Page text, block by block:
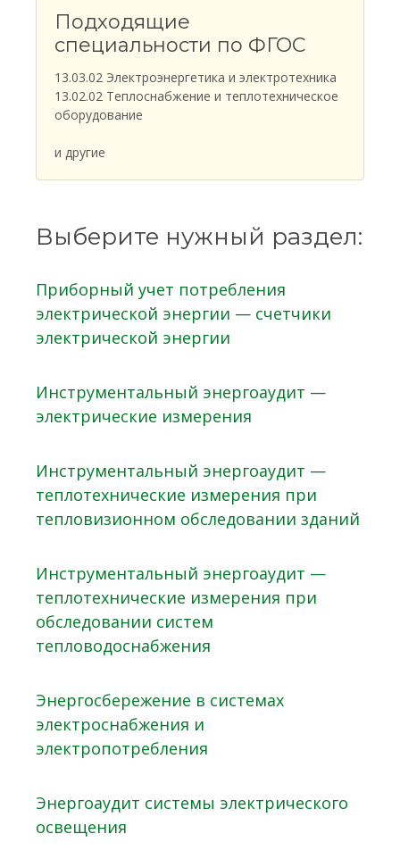
Подходящие
специальности по ФГОС
13.03.02 Электроэнергетика и электротехника
13.02.02 Теплоснабжение и теплотехническое
оборудование
и другие
Выберите нужный раздел:
Приборный учет потребления
электрической энергии — счетчики
электрической энергии
Инструментальный энергоаудит —
электрические измерения
Инструментальный энергоаудит —
теплотехнические измерения при
тепловизионном обследовании зданий
Инструментальный энергоаудит —
теплотехнические измерения при
обследовании систем
тепловодоснабжения
Энергосбережение в системах
электроснабжения и
электропотребления
Энергоаудит системы электрического
освещения